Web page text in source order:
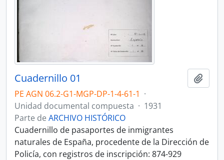
Cuadernillo 01
PE AGN 06.2-G1-MGP-DP-1-4-61-1 ·
Unidad documental compuesta · 1931
Parte de ARCHIVO HISTÓRICO
Cuadernillo de pasaportes de inmigrantes
naturales de España, procedente de la Dirección de
Policía, con registros de inscripción: 874-929